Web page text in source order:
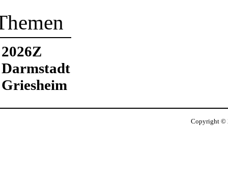
2026Z
Darmstadt
Griesheim
Copyright ©